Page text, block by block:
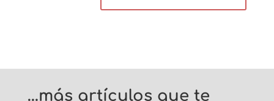
…más artículos que te